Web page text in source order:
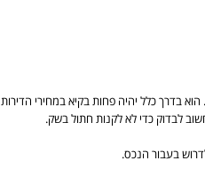
בדרך כלל יהיה פחות בקיא במחירי הדירות
לבדוק כדי לא לקנות חתול בשק.
בעבור הנכס.